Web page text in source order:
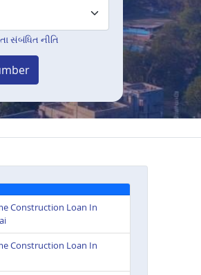
સંબંધિત નીતિ
Construction Loan In
Construction Loan In